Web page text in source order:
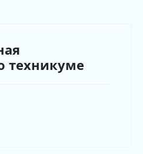
техникуме